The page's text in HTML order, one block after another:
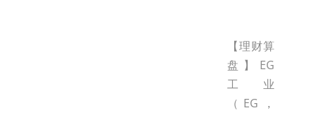
【理财算
盘】EG
工业
（EG，